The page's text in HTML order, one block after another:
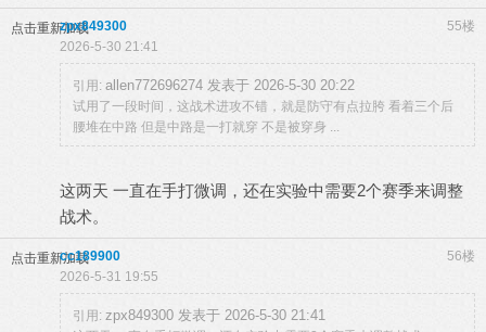
点击重新加载 55楼
zpx849300
2026-5-30 21:41
引用: allen772696274 发表于 2026-5-30 20:22
试用了一段时间，这战术进攻不错，就是防守有点拉胯 看着三个后
腰堆在中路 但是中路是一打就穿 不是被穿身 ...
这两天 一直在手打微调，还在实验中需要2个赛季来调整
战术。
点击重新加载 56楼
cc189900
2026-5-31 19:55
引用: zpx849300 发表于 2026-5-30 21:41